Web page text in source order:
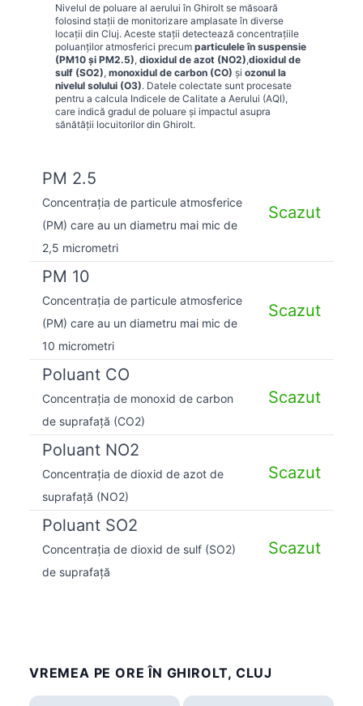
Nivelul de poluare al aerului în Ghirolt se măsoară
folosind stații de monitorizare amplasate în diverse
locații din Cluj. Aceste stații detectează concentrațiile
poluanților atmosferici precum particulele în suspensie
(PM10 și PM2.5), dioxidul de azot (NO2),dioxidul de
sulf (SO2), monoxidul de carbon (CO) și ozonul la
nivelul solului (O3). Datele colectate sunt procesate
pentru a calcula Indicele de Calitate a Aerului (AQI),
care indică gradul de poluare și impactul asupra
sănătății locuitorilor din Ghirolt.
PM 2.5
Concentrația de particule atmosferice
(PM) care au un diametru mai mic de
2,5 micrometri
Scazut
PM 10
Concentrația de particule atmosferice
(PM) care au un diametru mai mic de
10 micrometri
Scazut
Poluant CO
Concentrația de monoxid de carbon
de suprafață (CO2)
Scazut
Poluant NO2
Concentrația de dioxid de azot de
suprafață (NO2)
Scazut
Poluant SO2
Concentrația de dioxid de sulf (SO2)
de suprafață
Scazut
VREMEA PE ORE ÎN GHIROLT, CLUJ